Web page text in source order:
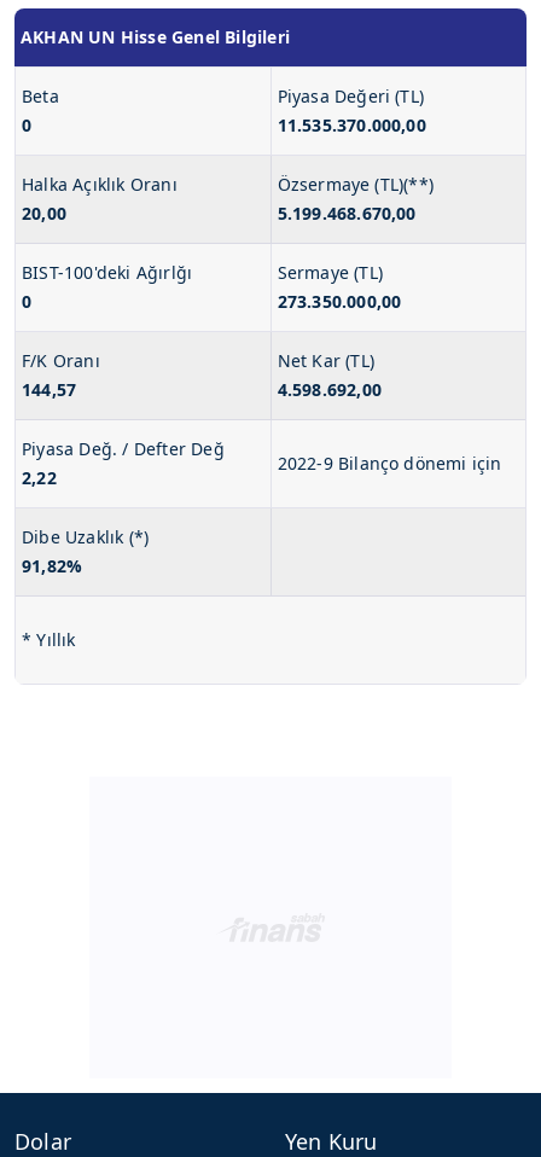
AKHAN UN Hisse Genel Bilgileri
Beta
0
Piyasa Değeri (TL)
11.535.370.000,00
Halka Açıklık Oranı
20,00
Özsermaye (TL)(**)
5.199.468.670,00
BIST-100'deki Ağırlğı
0
Sermaye (TL)
273.350.000,00
F/K Oranı
144,57
Net Kar (TL)
4.598.692,00
Piyasa Değ. / Defter Değ
2,22
2022-9 Bilanço dönemi için
Dibe Uzaklık (*)
91,82%
* Yıllık
Dolar
Yen Kuru